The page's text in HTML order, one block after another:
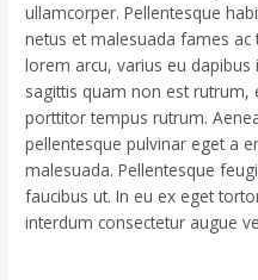
ullamcorper. Pellentesque
netus et malesuada fames ac
lorem arcu, varius eu dapibus
sagittis quam non est
porttitor tempus rutrum.
pellentesque pulvinar eget a
malesuada. Pellentesque
faucibus ut. In eu ex eget
interdum consectetur augue